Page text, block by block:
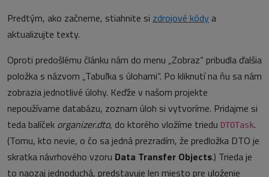
Predtým, ako začneme, stiahnite si zdrojové kódy a
aktualizujte texty.
Oproti predošlému článku nám do menu „Zobraz“ pribudla ďalšia
položka s názvom „Tabuľka s úlohami“. Po kliknutí na ňu sa nám
zobrazia jednotlivé úlohy. Keďže v našom projekte
nepoužívame databázu, zoznam úloh si vytvoríme. Pridajme si
teda balíček organizer.dto, do ktorého vložíme triedu DTOTask.
(Tomu, kto nevie, o čo sa jedná prezradím, že predložka DTO je
skratka návrhového vzoru Data Transfer Objects.) Trieda je
to naozaj jednoduchá, predstavuje len miesto pre uloženie